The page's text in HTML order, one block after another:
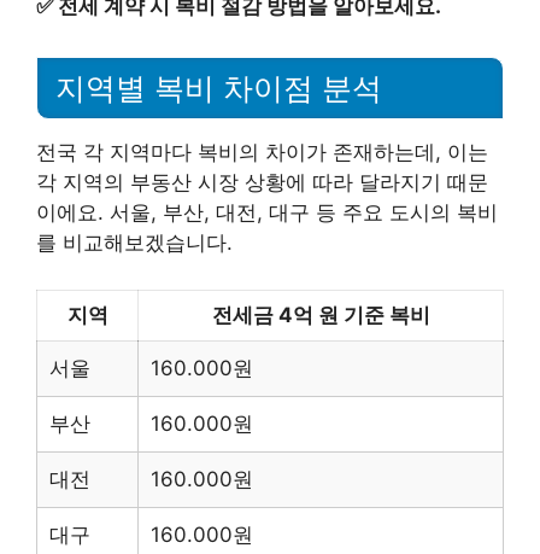
✅ 전세 계약 시 복비 절감 방법을 알아보세요.
지역별 복비 차이점 분석
전국 각 지역마다 복비의 차이가 존재하는데, 이는
각 지역의 부동산 시장 상황에 따라 달라지기 때문
이에요. 서울, 부산, 대전, 대구 등 주요 도시의 복비
를 비교해보겠습니다.
지역 전세금 4억 원 기준 복비
서울 160.000원
부산 160.000원
대전 160.000원
대구 160.000원